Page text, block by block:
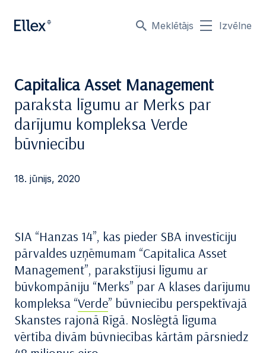
Meklētājs Izvēlne
Capitalica Asset Management
paraksta līgumu ar Merks par
darījumu kompleksa Verde
būvniecību
18. jūnijs, 2020
SIA “Hanzas 14”, kas pieder SBA investīciju
pārvaldes uzņēmumam “Capitalica Asset
Management”, parakstījusi līgumu ar
būvkompāniju “Merks” par A klases darījumu
kompleksa “Verde” būvniecību perspektīvajā
Skanstes rajonā Rīgā. Noslēgtā līguma
vērtība divām būvniecības kārtām pārsniedz